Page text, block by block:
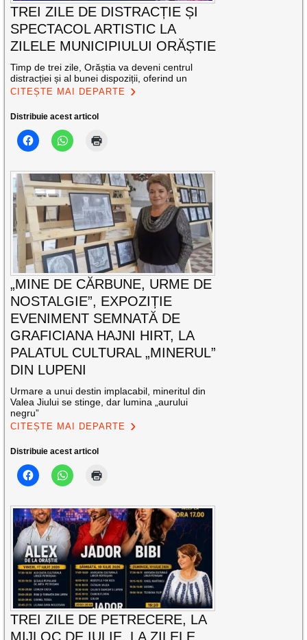
TREI ZILE DE DISTRACȚIE ȘI
SPECTACOL ARTISTIC LA
ZILELE MUNICIPIULUI ORĂȘTIE
Timp de trei zile, Orăștia va deveni centrul
distracției și al bunei dispoziții, oferind un
CITEȘTE MAI DEPARTE
Distribuie acest articol
„MINE DE CĂRBUNE, URME DE
NOSTALGIE”, EXPOZIȚIE
EVENIMENT SEMNATĂ DE
GRAFICIANA HAJNI HIRT, LA
PALATUL CULTURAL „MINERUL”
DIN LUPENI
Urmare a unui destin implacabil, mineritul din
Valea Jiului se stinge, dar lumina „aurului
negru”
CITEȘTE MAI DEPARTE
Distribuie acest articol
TREI ZILE DE PETRECERE, LA
MIJLOC DE IULIE, LA ZILELE